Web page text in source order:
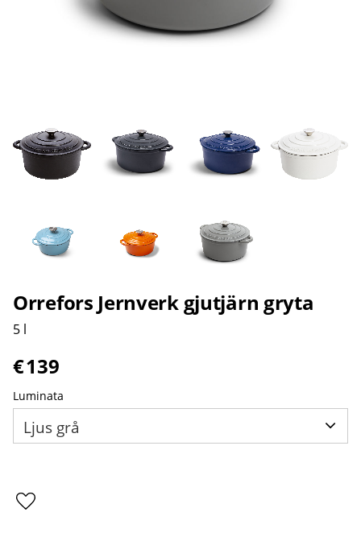
Orrefors Jernverk gjutjärn gryta
5 l
€139
Luminata
Lägg till i favoriter